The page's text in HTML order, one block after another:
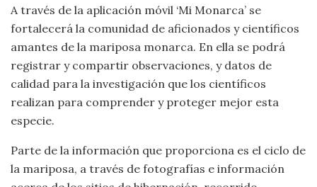
A través de la aplicación móvil ‘Mi Monarca’ se
fortalecerá la comunidad de aficionados y científicos
amantes de la mariposa monarca. En ella se podrá
registrar y compartir observaciones, y datos de
calidad para la investigación que los científicos
realizan para comprender y proteger mejor esta
especie.
Parte de la información que proporciona es el ciclo de
la mariposa, a través de fotografías e información